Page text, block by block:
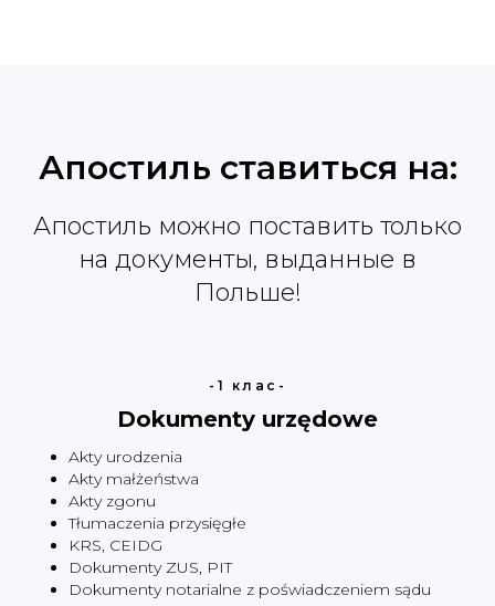
Апостиль ставиться на:
Апостиль можно поставить только
на документы, выданные в
Польше!
-1 клас-
Dokumenty urzędowe
Akty urodzenia
Akty małżeństwa
Akty zgonu
Tłumaczenia przysięgłe
KRS, CEIDG
Dokumenty ZUS, PIT
Dokumenty notarialne z poświadczeniem sądu
Узнайте стоимость
+48
Соглашаюсь сполитикой
конфиденциальности
Отправить